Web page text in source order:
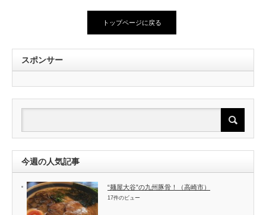
トップページに戻る
スポンサー
今週の人気記事
“麺屋大谷”の九州豚骨！（高崎市）
17件のビュー